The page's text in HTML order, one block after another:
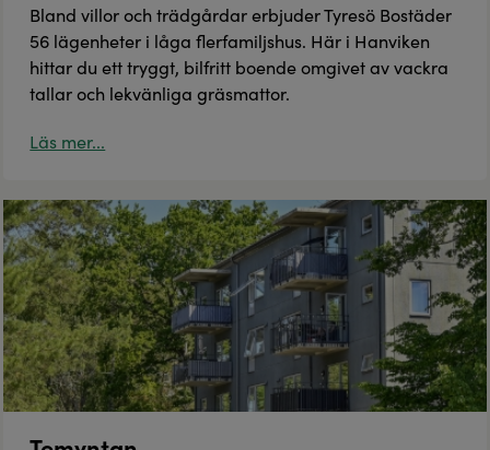
Bland villor och trädgårdar erbjuder Tyresö Bostäder
56 lägenheter i låga flerfamiljshus. Här i Hanviken
hittar du ett tryggt, bilfritt boende omgivet av vackra
tallar och lekvänliga gräsmattor.
Läs mer...